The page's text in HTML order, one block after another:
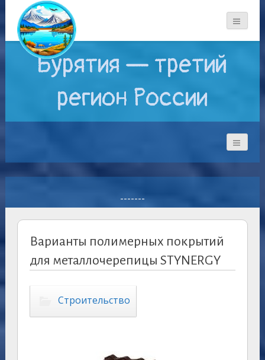
Бурятия — третий
регион России
-------
Варианты полимерных покрытий
для металлочерепицы STYNERGY
Строительство